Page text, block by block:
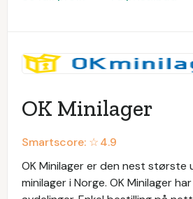
OK Minilager
Smartscore: ☆4.9
OK Minilager er den nest største
minilager i Norge. OK Minilager